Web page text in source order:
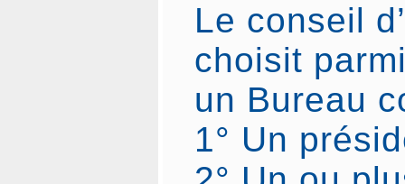
Le conseil
choisit
un Bureau
1° Un